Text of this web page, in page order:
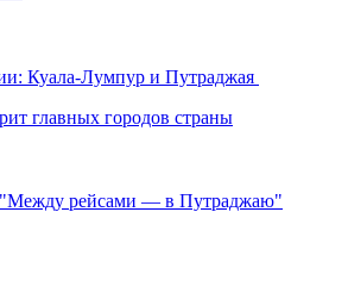
Куала-Лумпур и Путраджая
главных городов страны